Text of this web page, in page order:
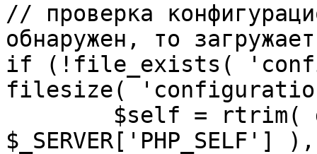
// проверка
обнаружен, то
if (!file_exists(
filesize(